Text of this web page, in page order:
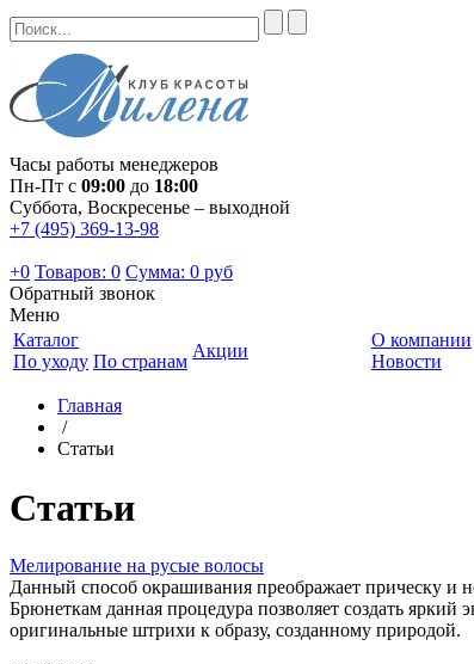
Часы работы менеджеров
Пн-Пт с 09:00 до 18:00
Суббота, Воскресенье – выходной
+7 (495) 369-13-98
+0 Товаров: 0 Сумма: 0 руб
Обратный звонок
Меню
Каталог
По уходу По странам
Акции
О компании
Новости
Главная
/
Статьи
Статьи
Мелирование на русые волосы
Данный способ окрашивания преображает прическу и
Брюнеткам данная процедура позволяет создать
оригинальные штрихи к образу, созданному природой.